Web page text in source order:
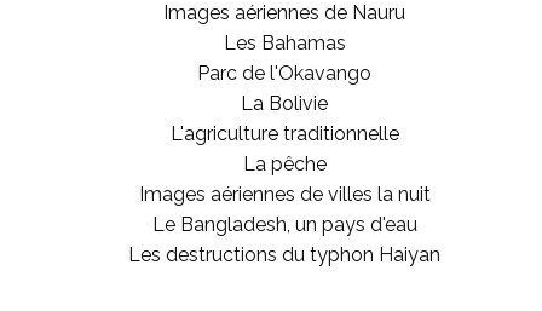
Images aériennes de Nauru
Les Bahamas
Parc de l'Okavango
La Bolivie
L'agriculture traditionnelle
La pêche
Images aériennes de villes la nuit
Le Bangladesh, un pays d'eau
Les destructions du typhon Haiyan